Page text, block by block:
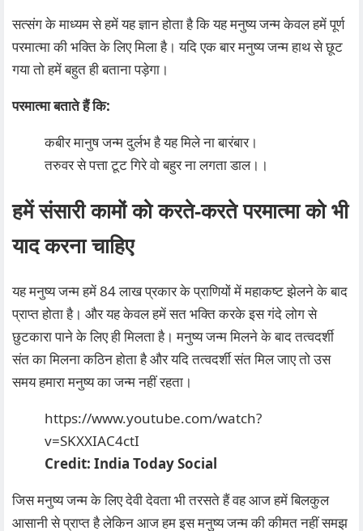
सत्संग के माध्यम से हमें यह ज्ञान होता है कि यह मनुष्य जन्म केवल हमें पूर्ण
परमात्मा की भक्ति के लिए मिला है। यदि एक बार मनुष्य जन्म हाथ से छूट
गया तो हमें बहुत ही बताना पड़ेगा।
परमात्मा बताते हैं कि:
कबीर मानुष जन्म दुर्लभ है यह मिले ना बारंबार।
तरुवर से पत्ता टूट गिरे वो बहुर ना लगता डाल।।
हमें संसारी कामों को करते-करते परमात्मा को भी
याद करना चाहिए
यह मनुष्य जन्म हमें 84 लाख प्रकार के प्राणियों में महाकष्ट झेलने के बाद
प्राप्त होता है। और यह केवल हमें सत भक्ति करके इस गंदे लोग से
छुटकारा पाने के लिए ही मिलता है। मनुष्य जन्म मिलने के बाद तत्वदर्शी
संत का मिलना कठिन होता है और यदि तत्वदर्शी संत मिल जाए तो उस
समय हमारा मनुष्य का जन्म नहीं रहता।
https://www.youtube.com/watch?
v=SKXXIAC4ctI
Credit: India Today Social
जिस मनुष्य जन्म के लिए देवी देवता भी तरसते हैं वह आज हमें बिलकुल
आसानी से प्राप्त है लेकिन आज हम इस मनुष्य जन्म की कीमत नहीं समझ